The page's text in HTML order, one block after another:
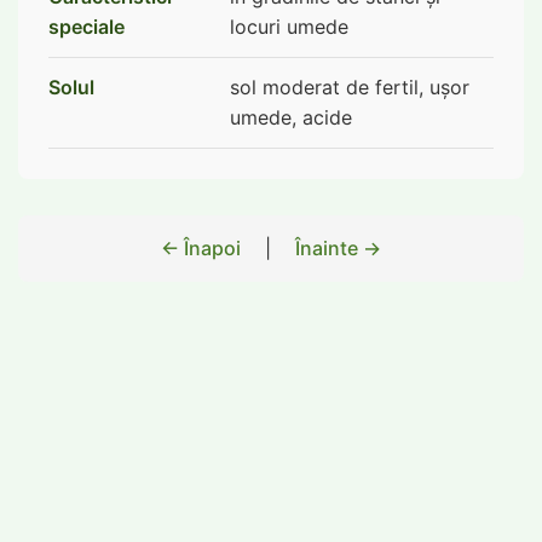
speciale
locuri umede
Solul
sol moderat de fertil, ușor
umede, acide
← Înapoi Înainte →